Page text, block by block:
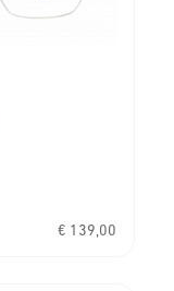
€ 139,00